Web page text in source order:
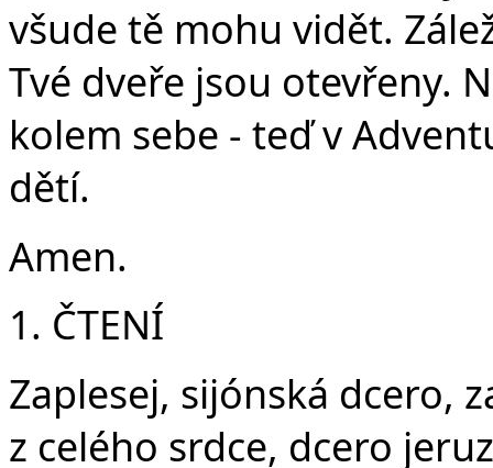
všude tě mohu vidět.
Tvé dveře jsou otevřeny.
kolem sebe - teď v
dětí.
Amen.
1. ČTENÍ
Zaplesej, sijónská dcero,
z celého srdce, dcero